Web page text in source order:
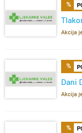
Akcija
Dani
Akcija